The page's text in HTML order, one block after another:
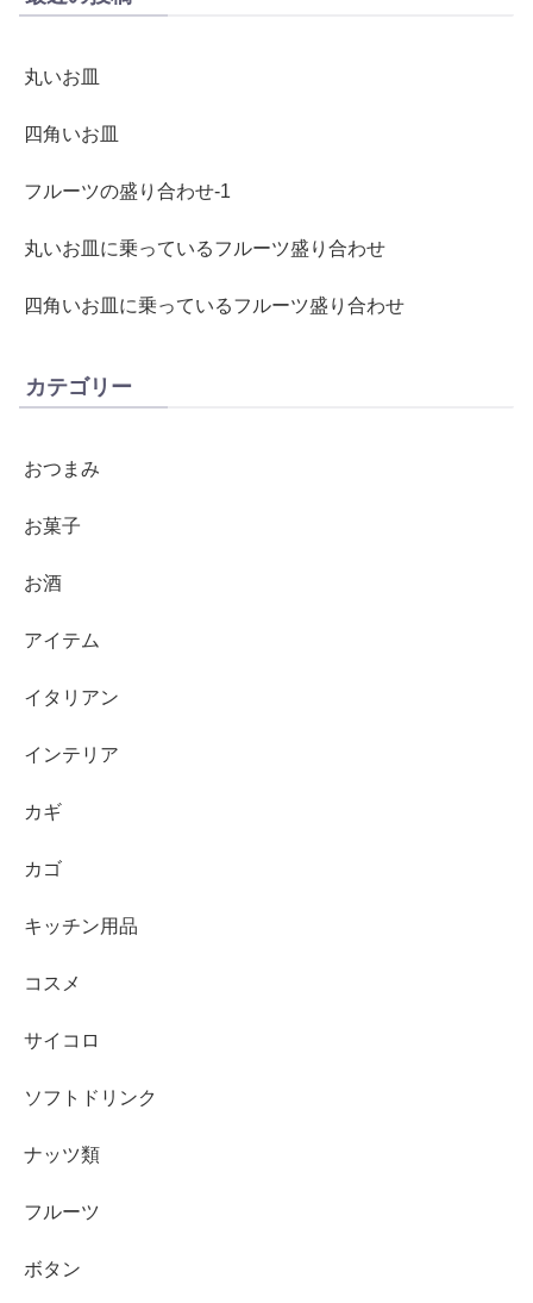
丸いお皿
四角いお皿
フルーツの盛り合わせ-1
丸いお皿に乗っているフルーツ盛り合わせ
四角いお皿に乗っているフルーツ盛り合わせ
カテゴリー
おつまみ
お菓子
お酒
アイテム
イタリアン
インテリア
カギ
カゴ
キッチン用品
コスメ
サイコロ
ソフトドリンク
ナッツ類
フルーツ
ボタン